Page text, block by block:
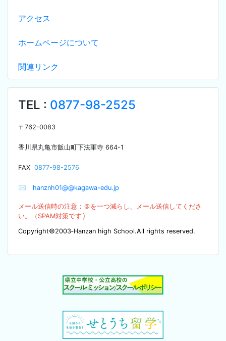
アクセス
ホームページについて
関連リンク
TEL : 0877-98-2525
〒 762-0083
香川県丸亀市飯山町下法軍寺 664-1
FAX 0877-98-2576
✉ hanznh01@@kagawa-edu.jp
メール送信時の注意：＠を一つ減らし、メール送信してくださ
い。（SPAM対策です ）
Copyright©2003‐Hanzan high School.All rights reserved.